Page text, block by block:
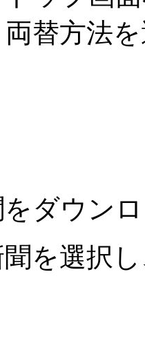
替方法
ダウン
を選択